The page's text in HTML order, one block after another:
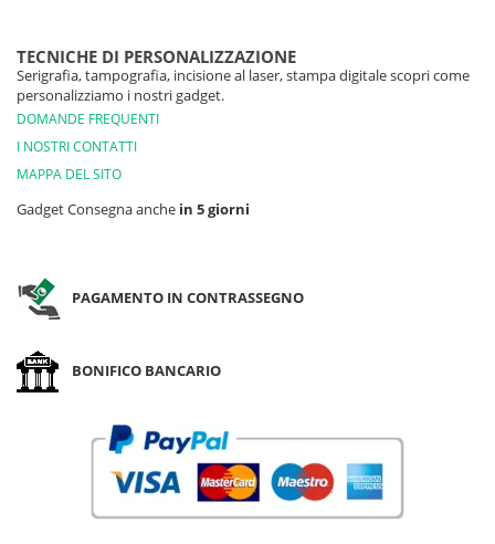
TECNICHE DI PERSONALIZZAZIONE
Serigrafia, tampografia, incisione al laser, stampa digitale scopri come
personalizziamo i nostri gadget.
DOMANDE FREQUENTI
I NOSTRI CONTATTI
MAPPA DEL SITO
Gadget Consegna anche in 5 giorni
PAGAMENTO IN CONTRASSEGNO
BONIFICO BANCARIO